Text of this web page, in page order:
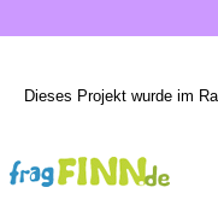
Dieses Projekt wurde im